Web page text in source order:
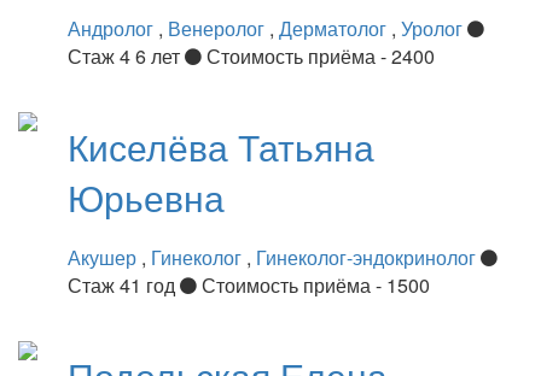
Андролог , Венеролог , Дерматолог , Уролог
Стаж 4 6 лет
Стоимость приёма - 2400
КиселёваТатьяна
Юрьевна
Акушер , Гинеколог , Гинеколог-эндокринолог
Стаж 41 год
Стоимость приёма - 1500